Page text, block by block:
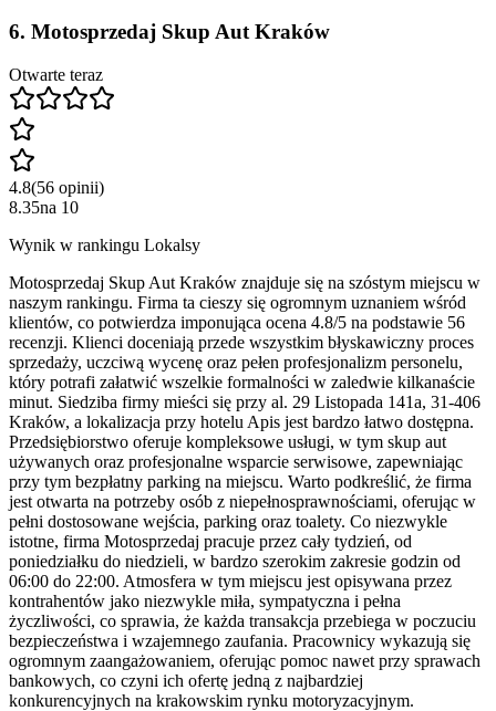
6. Motosprzedaj Skup Aut Kraków
Otwarte teraz
4.8(56 opinii)
8.35na 10
Wynik w rankingu Lokalsy
Motosprzedaj Skup Aut Kraków znajduje się na szóstym miejscu w
naszym rankingu. Firma ta cieszy się ogromnym uznaniem wśród
klientów, co potwierdza imponująca ocena 4.8/5 na podstawie 56
recenzji. Klienci doceniają przede wszystkim błyskawiczny proces
sprzedaży, uczciwą wycenę oraz pełen profesjonalizm personelu,
który potrafi załatwić wszelkie formalności w zaledwie kilkanaście
minut. Siedziba firmy mieści się przy al. 29 Listopada 141a, 31-406
Kraków, a lokalizacja przy hotelu Apis jest bardzo łatwo dostępna.
Przedsiębiorstwo oferuje kompleksowe usługi, w tym skup aut
używanych oraz profesjonalne wsparcie serwisowe, zapewniając
przy tym bezpłatny parking na miejscu. Warto podkreślić, że firma
jest otwarta na potrzeby osób z niepełnosprawnościami, oferując w
pełni dostosowane wejścia, parking oraz toalety. Co niezwykle
istotne, firma Motosprzedaj pracuje przez cały tydzień, od
poniedziałku do niedzieli, w bardzo szerokim zakresie godzin od
06:00 do 22:00. Atmosfera w tym miejscu jest opisywana przez
kontrahentów jako niezwykle miła, sympatyczna i pełna
życzliwości, co sprawia, że każda transakcja przebiega w poczuciu
bezpieczeństwa i wzajemnego zaufania. Pracownicy wykazują się
ogromnym zaangażowaniem, oferując pomoc nawet przy sprawach
bankowych, co czyni ich ofertę jedną z najbardziej
konkurencyjnych na krakowskim rynku motoryzacyjnym.